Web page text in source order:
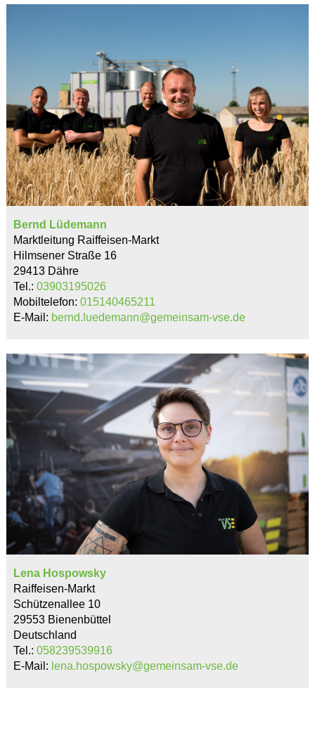
Bernd Lüdemann
Marktleitung Raiffeisen-Markt
Hilmsener Straße 16
29413 Dähre
Tel.: 03903195026
Mobiltelefon: 015140465211
E-Mail: bernd.luedemann@gemeinsam-vse.de
Lena Hospowsky
Raiffeisen-Markt
Schützenallee 10
29553 Bienenbüttel
Deutschland
Tel.: 058239539916
E-Mail: lena.hospowsky@gemeinsam-vse.de